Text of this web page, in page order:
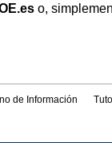
o,
de Información